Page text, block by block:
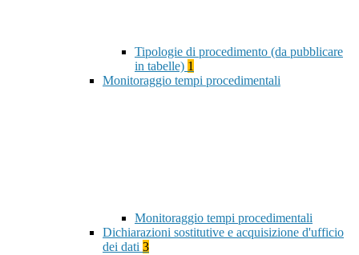
Tipologie di procedimento (da pubblicare
in tabelle) 1
Monitoraggio tempi procedimentali
Monitoraggio tempi procedimentali
Dichiarazioni sostitutive e acquisizione d'ufficio
dei dati 3